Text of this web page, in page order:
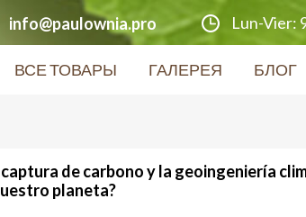
info@paulownia.pro Lun-Vier:
ВСЕ ТОВАРЫ ГАЛЕРЕЯ БЛОГ
de carbono y la geoingeniería
planeta?